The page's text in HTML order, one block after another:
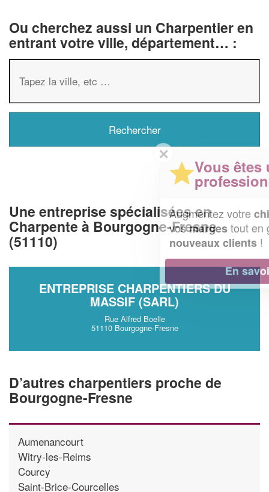
Ou cherchez aussi un Charpentier en
entrant votre ville, département… :
Une entreprise spécialisées en
Charpente à Bourgogne-Fresne
(51110)
ENTREPRISE CHARPENTIERS DU
MASSIF (SARL)
Rue Alfred Boelle
51110 Bourgogne-Fresne
D’autres charpentiers proche de
Bourgogne-Fresne
Aumenancourt
Witry-les-Reims
Courcy
Saint-Brice-Courcelles
Vous êtes un
professionnel ?
Augmentez votrechiffre d'affaireset
vos margestout en gagnant de
En savoir plus